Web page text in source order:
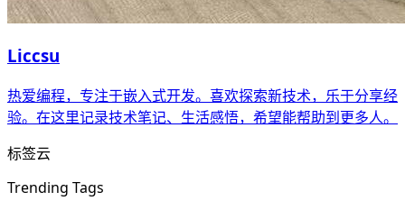
Liccsu
热爱编程，专注于嵌入式开发。喜欢探索新技术，乐于分享经
验。在这里记录技术笔记、生活感悟，希望能帮助到更多人。
标签云
Trending Tags